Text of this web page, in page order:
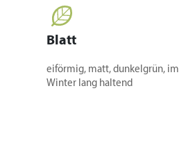
Blatt
eiförmig, matt, dunkelgrün, im
Winter lang haltend